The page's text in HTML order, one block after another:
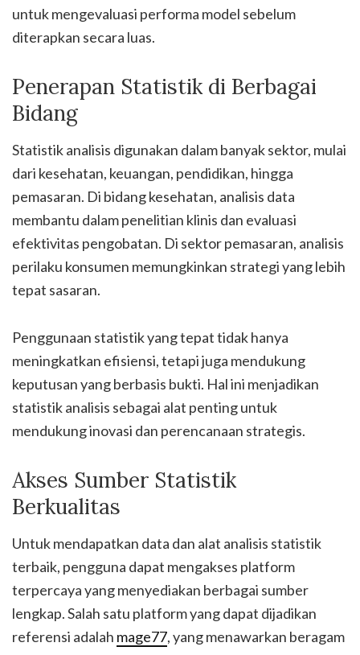
untuk mengevaluasi performa model sebelum
diterapkan secara luas.
Penerapan Statistik di Berbagai
Bidang
Statistik analisis digunakan dalam banyak sektor, mulai
dari kesehatan, keuangan, pendidikan, hingga
pemasaran. Di bidang kesehatan, analisis data
membantu dalam penelitian klinis dan evaluasi
efektivitas pengobatan. Di sektor pemasaran, analisis
perilaku konsumen memungkinkan strategi yang lebih
tepat sasaran.
Penggunaan statistik yang tepat tidak hanya
meningkatkan efisiensi, tetapi juga mendukung
keputusan yang berbasis bukti. Hal ini menjadikan
statistik analisis sebagai alat penting untuk
mendukung inovasi dan perencanaan strategis.
Akses Sumber Statistik
Berkualitas
Untuk mendapatkan data dan alat analisis statistik
terbaik, pengguna dapat mengakses platform
terpercaya yang menyediakan berbagai sumber
lengkap. Salah satu platform yang dapat dijadikan
referensi adalah mage77, yang menawarkan beragam